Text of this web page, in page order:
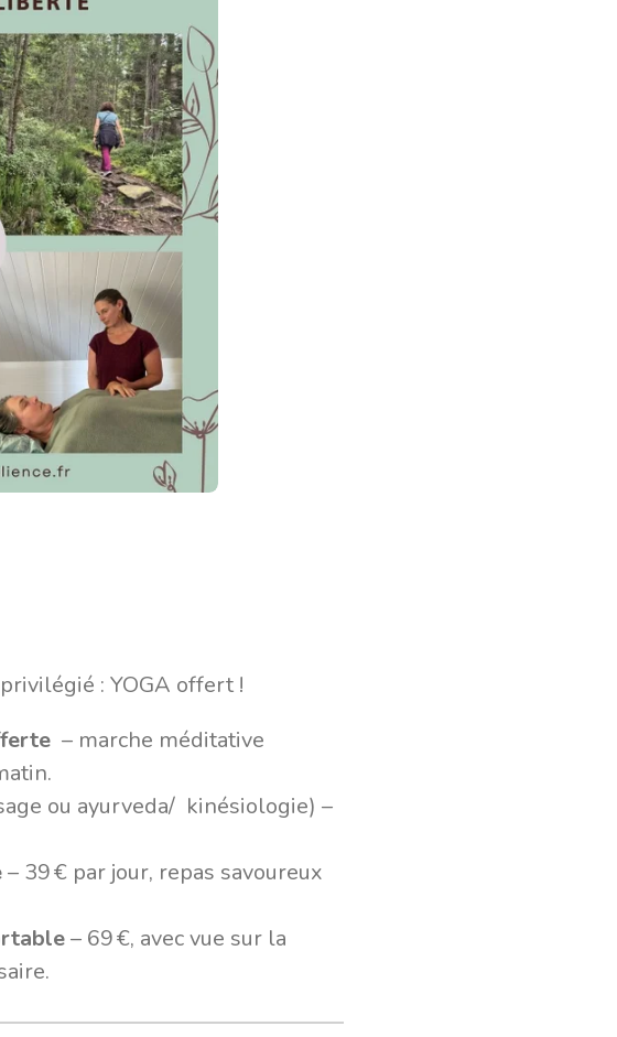
: YOGA offert !
– marche méditative
ou ayurveda/ kinésiologie) –
– 39 € par jour, repas savoureux
– 69 €, avec vue sur la